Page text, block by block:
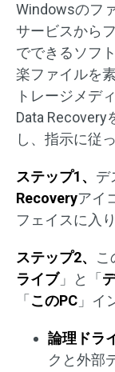
Windowsのフ
サービスから
でできるソフ
楽ファイルを
トレージメデ
Data
し、指示に従
ステップ1、 デ
Recoveryアイ
フェイスに入り
ステップ2、 こ
ライブ」と「
「 このPC 」イ
論理ドラ
クと外部